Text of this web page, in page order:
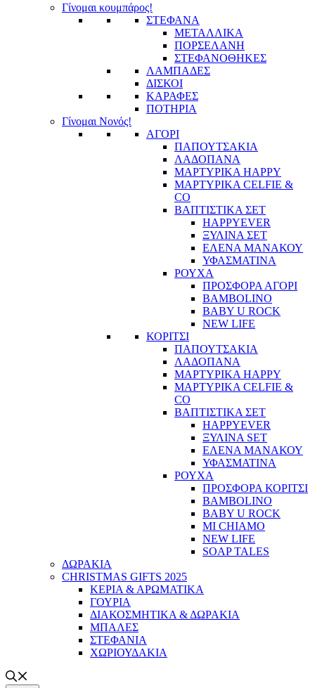
Γίνομαι κουμπάρος!
ΣΤΕΦΑΝΑ
ΜΕΤΑΛΛΙΚΑ
ΠΟΡΣΕΛΑΝΗ
ΣΤΕΦΑΝΟΘΗΚΕΣ
ΛΑΜΠΑΔΕΣ
ΔΙΣΚΟΙ
ΚΑΡΑΦΕΣ
ΠΟΤΗΡΙΑ
Γίνομαι Νονός!
ΑΓΟΡΙ
ΠΑΠΟΥΤΣΑΚΙΑ
ΛΑΔΟΠΑΝΑ
ΜΑΡΤΥΡΙΚΑ HAPPY
ΜΑΡΤΥΡΙΚΑ CELFIE &
CO
ΒΑΠΤΙΣΤΙΚΑ ΣΕΤ
HAPPYEVER
ΞΥΛΙΝΑ ΣΕΤ
ΕΛΕΝΑ ΜΑΝΑΚΟΥ
ΥΦΑΣΜΑΤΙΝΑ
ΡΟΥΧΑ
ΠΡΟΣΦΟΡΑ ΑΓΟΡΙ
BAMBOLINO
BABY U ROCK
NEW LIFE
ΚΟΡΙΤΣΙ
ΠΑΠΟΥΤΣΑΚΙΑ
ΛΑΔΟΠΑΝΑ
ΜΑΡΤΥΡΙΚΑ HAPPY
ΜΑΡΤΥΡΙΚΑ CELFIE &
CO
ΒΑΠΤΙΣΤΙΚΑ ΣΕΤ
HAPPYEVER
ΞΥΛΙΝΑ SET
ΕΛΕΝΑ ΜΑΝΑΚΟΥ
ΥΦΑΣΜΑΤΙΝΑ
ΡΟΥΧΑ
ΠΡΟΣΦΟΡΑ ΚΟΡΙΤΣΙ
BAMBOLINO
BABY U ROCK
MI CHIAMO
NEW LIFE
SOAP TALES
ΔΩΡΑΚΙΑ
CHRISTMAS GIFTS 2025
ΚΕΡΙΑ & ΑΡΩΜΑΤΙΚΑ
ΓΟΥΡΙΑ
ΔΙΑΚΟΣΜΗΤΙΚΑ & ΔΩΡΑΚΙΑ
ΜΠΑΛΕΣ
ΣΤΕΦΑΝΙΑ
ΧΩΡΙΟΥΔΑΚΙΑ